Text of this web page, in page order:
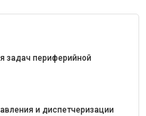
задач периферийной
и диспетчеризации